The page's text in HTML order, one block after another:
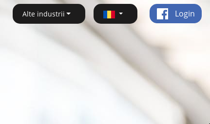
Alte industrii Login